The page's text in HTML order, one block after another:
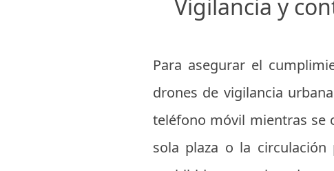
Vigilancia y
Para asegurar el
drones de vigilancia
teléfono móvil mientras se
sola plaza o la circulación